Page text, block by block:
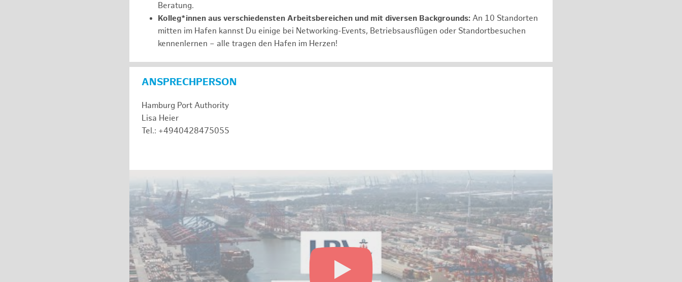
Beratung.
Kolleg*innen aus verschiedensten Arbeitsbereichen und mit diversen Backgrounds: An 10 Standorten
mitten im Hafen kannst Du einige bei Networking-Events, Betriebsausflügen oder Standortbesuchen
kennenlernen – alle tragen den Hafen im Herzen!
ANSPRECHPERSON
Hamburg Port Authority
Lisa Heier
Tel.: +4940428475055